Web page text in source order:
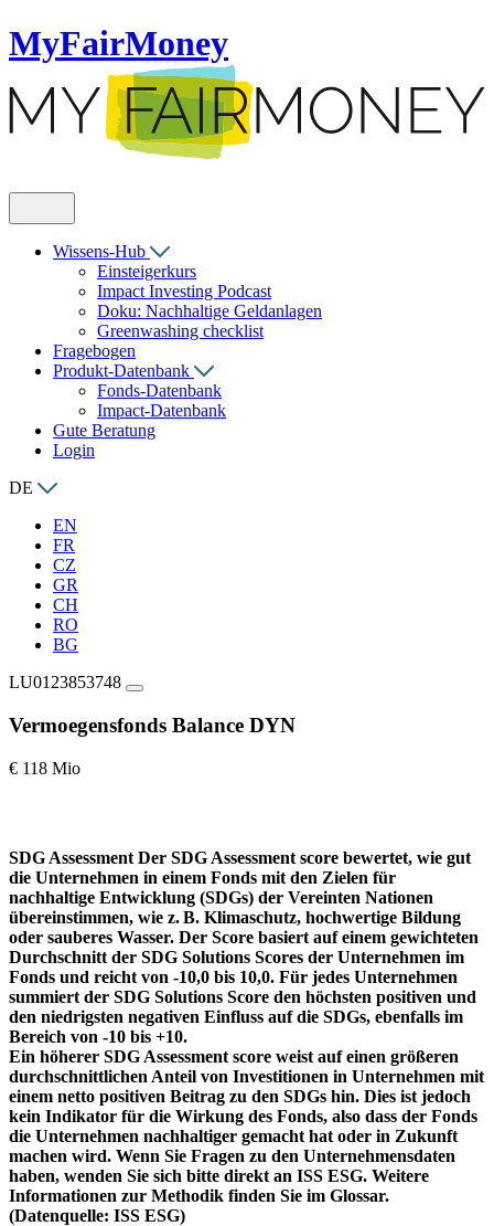
MyFairMoney
Wissens-Hub
Einsteigerkurs
Impact Investing Podcast
Doku: Nachhaltige Geldanlagen
Greenwashing checklist
Fragebogen
Produkt-Datenbank
Fonds-Datenbank
Impact-Datenbank
Gute Beratung
Login
DE
EN
FR
CZ
GR
CH
RO
BG
LU0123853748
Vermoegensfonds Balance DYN
€ 118 Mio
SDG Assessment Der SDG Assessment score bewertet, wie gut
die Unternehmen in einem Fonds mit den Zielen für
nachhaltige Entwicklung (SDGs) der Vereinten Nationen
übereinstimmen, wie z. B. Klimaschutz, hochwertige Bildung
oder sauberes Wasser. Der Score basiert auf einem gewichteten
Durchschnitt der SDG Solutions Scores der Unternehmen im
Fonds und reicht von -10,0 bis 10,0. Für jedes Unternehmen
summiert der SDG Solutions Score den höchsten positiven und
den niedrigsten negativen Einfluss auf die SDGs, ebenfalls im
Bereich von -10 bis +10.
Ein höherer SDG Assessment score weist auf einen größeren
durchschnittlichen Anteil von Investitionen in Unternehmen mit
einem netto positiven Beitrag zu den SDGs hin. Dies ist jedoch
kein Indikator für die Wirkung des Fonds, also dass der Fonds
die Unternehmen nachhaltiger gemacht hat oder in Zukunft
machen wird. Wenn Sie Fragen zu den Unternehmensdaten
haben, wenden Sie sich bitte direkt an ISS ESG. Weitere
Informationen zur Methodik finden Sie im Glossar.
(Datenquelle: ISS ESG)